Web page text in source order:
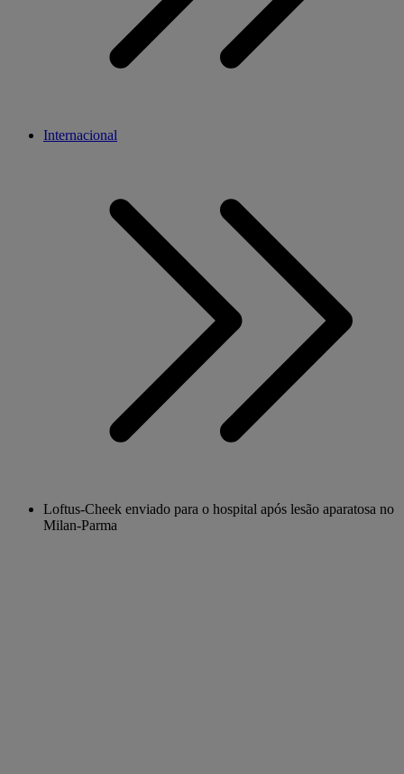
Internacional
Loftus-Cheek enviado para o hospital após lesão aparatosa no
Milan-Parma